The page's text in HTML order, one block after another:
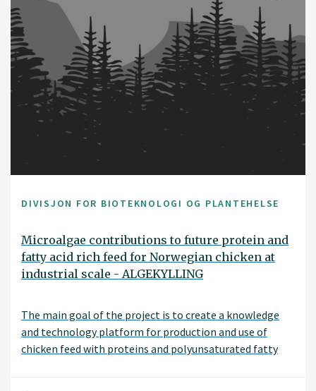
DIVISJON FOR BIOTEKNOLOGI OG PLANTEHELSE
Microalgae contributions to future protein and
fatty acid rich feed for Norwegian chicken at
industrial scale - ALGEKYLLING
The main goal of the project is to create a knowledge
and technology platform for production and use of
chicken feed with proteins and polyunsaturated fatty
project consortium includes the whole production/value